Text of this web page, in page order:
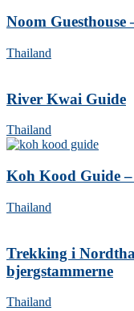
Noom
Thailand
River Kwai Guide
Thailand
Koh Kood Guide
Thailand
Trekking i
bjergstammerne
Thailand